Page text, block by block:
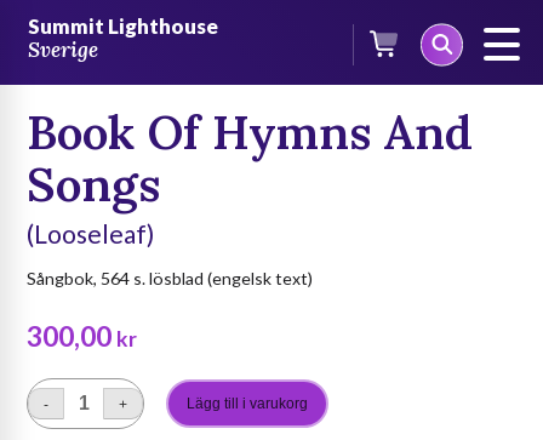
Summit Lighthouse
Sverige
Böcker Böcker på engelska
Book Of Hymns And
Songs
(Looseleaf)
Sångbok, 564 s. lösblad (engelsk text)
300,00 kr
Book
- + Lägg till i varukorg